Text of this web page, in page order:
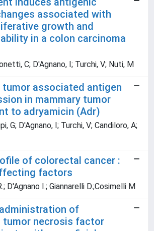
associated with
growth and
in a colon carcinoma
C; D'Agnano, I; Turchi, V; Nuti, M
tumor associated antigen
in mammary tumor
to adryamicin (Adr)
G; D'Agnano, I; Turchi, V; Candiloro, A;
of colorectal cancer :
factors
D'Agnano I.; Giannarelli D.;Cosimelli M
of
tumor necrosis factor